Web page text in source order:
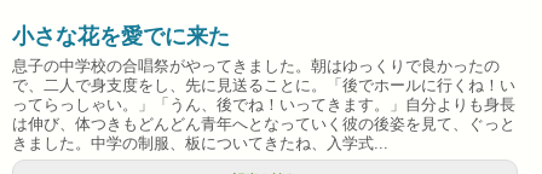
小さな花を愛でに来た
息子の中学校の合唱祭がやってきました。朝はゆっくりで良かったの
で、二人で身支度をし、先に見送ることに。「後でホールに行くね！い
ってらっしゃい。」「うん、後でね！いってきます。」自分よりも身長
は伸び、体つきもどんどん青年へとなっていく彼の後姿を見て、ぐっと
きました。中学の制服、板についてきたね、入学式...